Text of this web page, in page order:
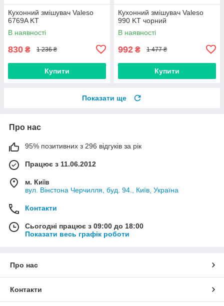
Кухонний змішувач Valeso
6769A KT
В наявності
830 ₴ 1 236 ₴
Купити
Кухонний змішувач Valeso
990 KT чорний
В наявності
992 ₴ 1 477 ₴
Купити
Показати ще
Про нас
95% позитивних з 296 відгуків за рік
Працює з 11.06.2012
м. Київ
вул. Вінстона Черчилля, буд. 94., Київ, Україна
Контакти
Сьогодні працює з 09:00 до 18:00
Показати весь графік роботи
Про нас
Контакти